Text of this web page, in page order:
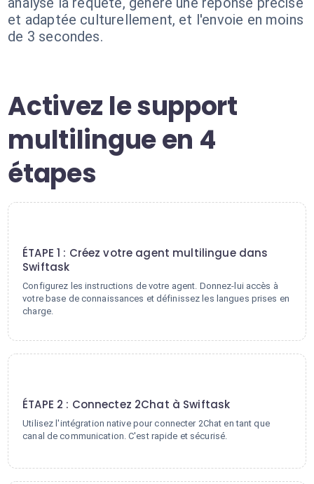
et adaptée culturellement, et l'envoie en moins
de 3 secondes.
Activez le support
multilingue en 4
étapes
ÉTAPE 1 : Créez votre agent multilingue dans
Swiftask
Configurez les instructions de votre agent. Donnez-lui accès à
votre base de connaissances et définissez les langues prises en
charge.
ÉTAPE 2 : Connectez 2Chat à Swiftask
Utilisez l'intégration native pour connecter 2Chat en tant que
canal de communication. C'est rapide et sécurisé.